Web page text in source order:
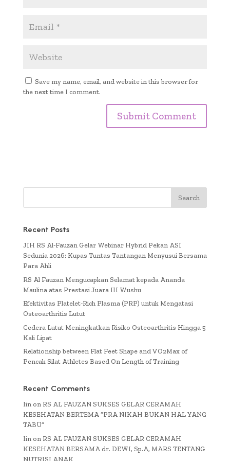
Save my name, email, and website in this browser for
the next time I comment.
Recent Posts
JIH RS Al-Fauzan Gelar Webinar Hybrid Pekan ASI
Sedunia 2026: Kupas Tuntas Tantangan Menyusui Bersama
Para Ahli
RS Al Fauzan Mengucapkan Selamat kepada Ananda
Maulina atas Prestasi Juara III Wushu
Efektivitas Platelet-Rich Plasma (PRP) untuk Mengatasi
Osteoarthritis Lutut
Cedera Lutut Meningkatkan Risiko Osteoarthritis Hingga 5
Kali Lipat
Relationship between Flat Feet Shape and VO2Max of
Pencak Silat Athletes Based On Length of Training
Recent Comments
Iinon RS AL FAUZAN SUKSES GELAR CERAMAH
KESEHATAN BERTEMA “PRA NIKAH BUKAN HAL YANG
TABU”
Iin on RS AL FAUZAN SUKSES GELAR CERAMAH
KESEHATAN BERSAMA dr. DEWI, Sp.A, MARS TENTANG
NUTRISI ANAK